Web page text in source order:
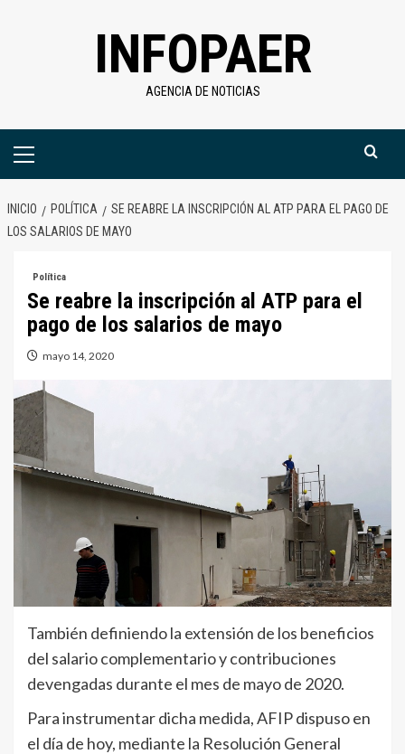
INFOPAER
AGENCIA DE NOTICIAS
Menú
INICIO POLÍTICA
SE REABRE LA INSCRIPCIÓN AL ATP PARA EL PAGO DE
LOS SALARIOS DE MAYO
Política
Se reabre la inscripción al ATP para el
pago de los salarios de mayo
mayo 14, 2020
También definiendo la extensión de los beneficios
del salario complementario y contribuciones
devengadas durante el mes de mayo de 2020.
Para instrumentar dicha medida, AFIP dispuso en
el día de hoy, mediante la Resolución General